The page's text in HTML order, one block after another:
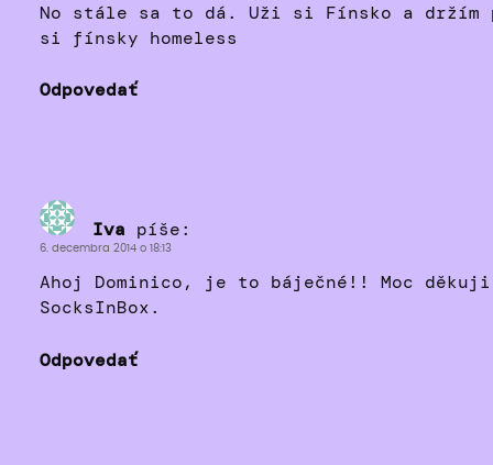
No stále sa to dá. Uži si Fínsko a držím
si fínsky homeless
Odpovedať
Iva píše:
6. decembra 2014 o 18:13
Ahoj Dominico, je to báječné!! Moc
SocksInBox.
Odpovedať